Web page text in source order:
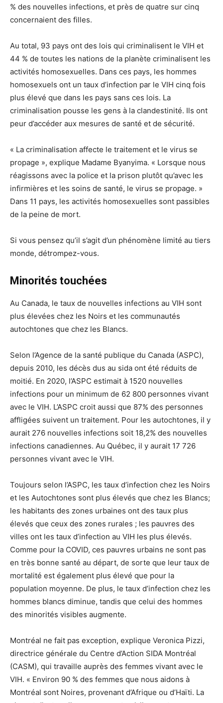
% des nouvelles infections, et près de quatre sur cinq
concernaient des filles.
Au total, 93 pays ont des lois qui criminalisent le VIH et
44 % de toutes les nations de la planète criminalisent les
activités homosexuelles. Dans ces pays, les hommes
homosexuels ont un taux d’infection par le VIH cinq fois
plus élevé que dans les pays sans ces lois. La
criminalisation pousse les gens à la clandestinité. Ils ont
peur d’accéder aux mesures de santé et de sécurité.
« La criminalisation affecte le traitement et le virus se
propage », explique Madame Byanyima. « Lorsque nous
réagissons avec la police et la prison plutôt qu’avec les
infirmières et les soins de santé, le virus se propage. »
Dans 11 pays, les activités homosexuelles sont passibles
de la peine de mort.
Si vous pensez qu’il s’agit d’un phénomène limité au tiers
monde, détrompez-vous.
Minorités touchées
Au Canada, le taux de nouvelles infections au VIH sont
plus élevées chez les Noirs et les communautés
autochtones que chez les Blancs.
Selon l’Agence de la santé publique du Canada (ASPC),
depuis 2010, les décès dus au sida ont été réduits de
moitié. En 2020, l’ASPC estimait à 1520 nouvelles
infections pour un minimum de 62 800 personnes vivant
avec le VIH. L’ASPC croit aussi que 87% des personnes
affligées suivent un traitement. Pour les autochtones, il y
aurait 276 nouvelles infections soit 18,2% des nouvelles
infections canadiennes. Au Québec, il y aurait 17 726
personnes vivant avec le VIH.
Toujours selon l’ASPC, les taux d’infection chez les Noirs
et les Autochtones sont plus élevés que chez les Blancs;
les habitants des zones urbaines ont des taux plus
élevés que ceux des zones rurales ; les pauvres des
villes ont les taux d’infection au VIH les plus élevés.
Comme pour la COVID, ces pauvres urbains ne sont pas
en très bonne santé au départ, de sorte que leur taux de
mortalité est également plus élevé que pour la
population moyenne. De plus, le taux d’infection chez les
hommes blancs diminue, tandis que celui des hommes
des minorités visibles augmente.
Montréal ne fait pas exception, explique Veronica Pizzi,
directrice générale du Centre d’Action SIDA Montréal
(CASM), qui travaille auprès des femmes vivant avec le
VIH. « Environ 90 % des femmes que nous aidons à
Montréal sont Noires, provenant d’Afrique ou d’Haïti. La